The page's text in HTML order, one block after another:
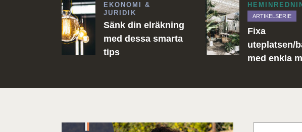
EKONOMI &
JURIDIK
Sänk din elräkning
med dessa smarta
tips
ARTIKELSERIE
Fixa
uteplatsen/
med enkla